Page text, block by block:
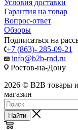
Условия доставки
Гарантия на товар
Вопрос-ответ
Обзоры
Подписаться на
+7 (863)- 285-09-21
info@b2b-rnd.ru
Ростов-на-Дону
2026 © B2B товары
магазин
Найти